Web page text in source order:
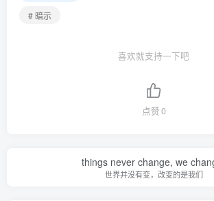
# 暗示
喜欢就支持一下吧
点赞0
things never change, we
世界并没有变，改变的是我们